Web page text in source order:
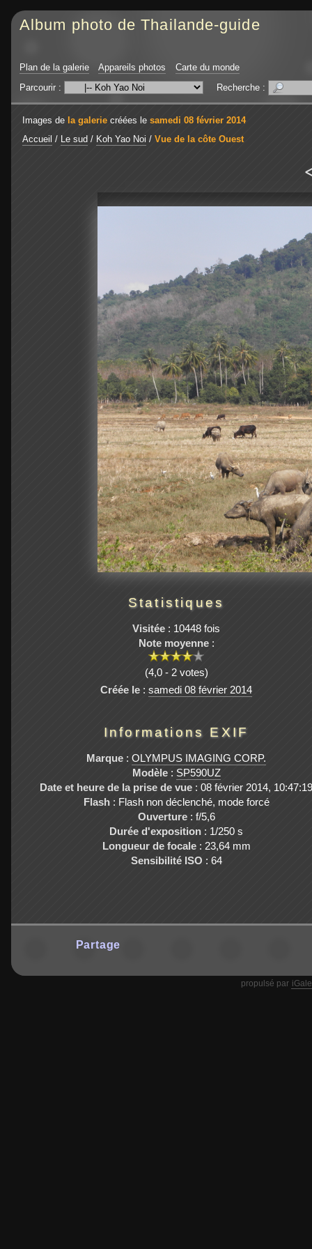
Album photo de Thailande-guide
Plan de la galerie Appareils photos
Carte du monde
Parcourir :
Recherche :
Images de la galerie créées le samedi 08 février 2014
Accueil / Le sud / Koh Yao Noi / Vue de la côte Ouest
Statistiques
Visitée : 10448 fois
Note moyenne:
(4,0 - 2 votes)
Créée le : samedi 08 février 2014
Informations EXIF
Marque : OLYMPUS IMAGING CORP.
Modèle: SP590UZ
Date et heure de la prise de vue : 08 février 2014, 10:47:19
Flash: Flash non déclenché, mode forcé
Ouverture: f/5,6
Durée d'exposition : 1/250 s
Longueur de focale: 23,64 mm
Sensibilité ISO : 64
Partage
propulsé par